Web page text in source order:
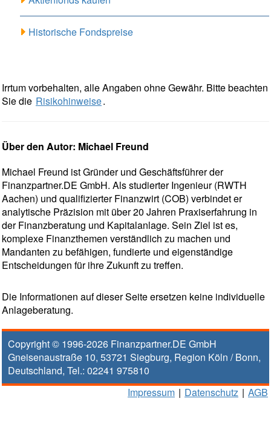
Historische Fondspreise
Irrtum vorbehalten, alle Angaben ohne Gewähr. Bitte beachten
Sie die Risikohinweise.
Über den Autor: Michael Freund
Michael Freund ist Gründer und Geschäftsführer der
Finanzpartner.DE GmbH. Als studierter Ingenieur (RWTH
Aachen) und qualifizierter Finanzwirt (COB) verbindet er
analytische Präzision mit über 20 Jahren Praxiserfahrung in
der Finanzberatung und Kapitalanlage. Sein Ziel ist es,
komplexe Finanzthemen verständlich zu machen und
Mandanten zu befähigen, fundierte und eigenständige
Entscheidungen für ihre Zukunft zu treffen.
Die Informationen auf dieser Seite ersetzen keine individuelle
Anlageberatung.
Copyright © 1996-2026 Finanzpartner.DE GmbH
Gneisenaustraße 10, 53721 Siegburg, Region Köln / Bonn,
Deutschland, Tel.: 02241 975810
Impressum | Datenschutz | AGB